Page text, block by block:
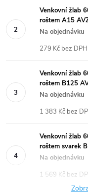
Venkovní žlab
roštem A15
Na objednávku
279 Kč bez DPH
Venkovní žlab
roštem B125
Na objednávku
1 383 Kč bez
Venkovní žlab
roštem svarek
Na objednávku
1 569 Kč bez